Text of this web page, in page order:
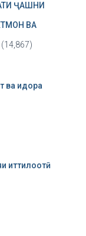
ҶАШНИ
ВА
(14,867)
ва идора
иттилоотӣ